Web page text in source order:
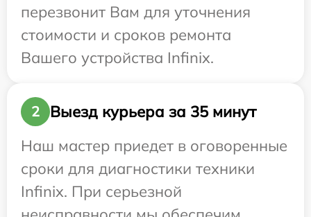
перезвонит Вам для уточнения
стоимости и сроков ремонта
Вашего устройства Infinix.
2
Выезд курьера за 35 минут
Наш мастер приедет в оговоренные
сроки для диагностики техники
Infinix. При серьезной